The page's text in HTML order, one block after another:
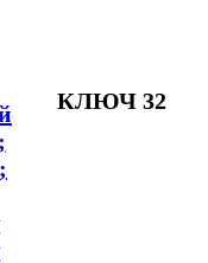
КЛЮЧ 32